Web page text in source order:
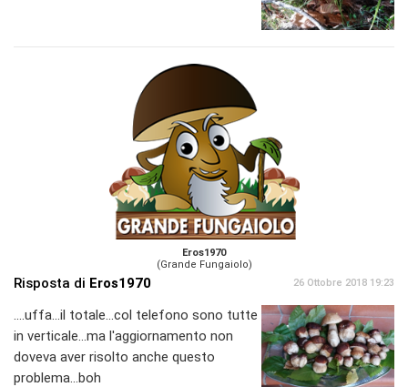
Eros1970
(Grande Fungaiolo)
Risposta di Eros1970 26 Ottobre 2018 19:23
....uffa...il totale...col telefono sono tutte
in verticale...ma l'aggiornamento non
doveva aver risolto anche questo
problema...boh